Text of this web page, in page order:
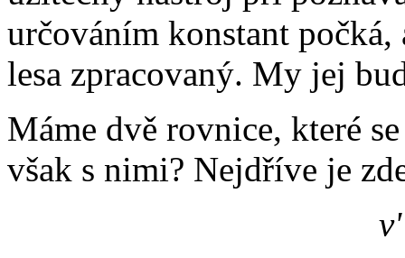
určováním konstant
lesa zpracovaný. My jej
Máme dvě rovnice, které
však s nimi? Nejdříve je